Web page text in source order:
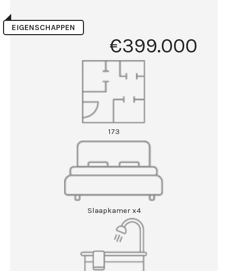
EIGENSCHAPPEN
€399.000
173
Slaapkamer x4